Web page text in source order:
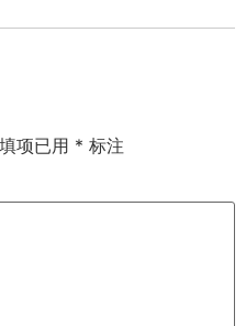
项已用 * 标注